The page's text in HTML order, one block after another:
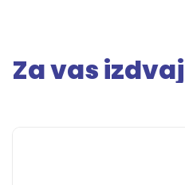
Za vas